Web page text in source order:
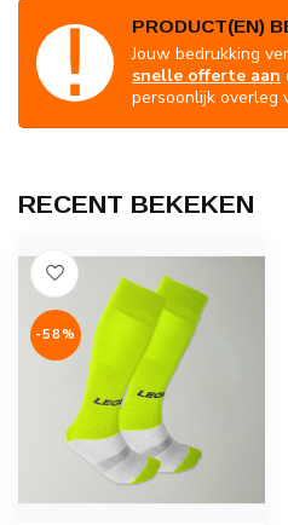
PRODUCT(EN)
Jouw bedrukking
snelle offerte aan
persoonlijk overleg
RECENT BEKEKEN
-58%